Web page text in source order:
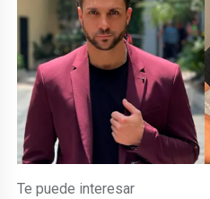
Te puede interesar